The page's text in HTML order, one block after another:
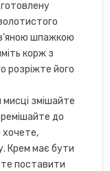
шпажкою
корж з
розріжте його
мисці змішайте
до
хочете,
Крем має бути
поставити